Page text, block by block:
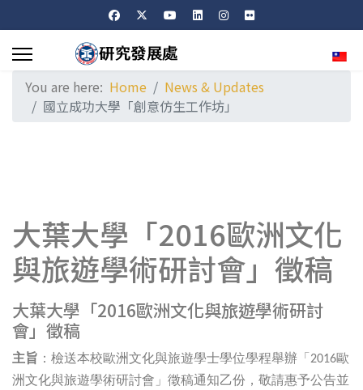
You are here: Home
News & Updates
國立成功大學「創意仿生工作坊」
大葉大學「2016歐洲文化
與旅遊學術研討會」徵稿
大葉大學「2016歐洲文化與旅遊學術研討
會」徵稿
主旨 ：檢送本校歐洲文化與旅遊學士學位學程舉辦「2016歐
洲文化與旅遊學術研討會」徵稿通知乙份，敬請惠予公告並